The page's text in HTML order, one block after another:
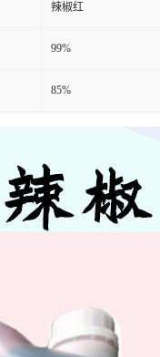
辣椒红
99%
85%